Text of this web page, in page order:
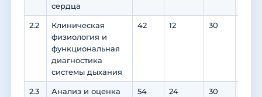
сердца
2.2
Клиническая
физиология и
функциональная
диагностика
системы дыхания
42 12 30
2.3
Анализ и оценка
54 24 30